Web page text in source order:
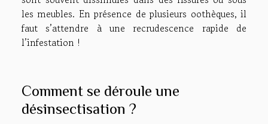
les meubles. En présence de plusieurs oothèques, il
faut s’attendre à une recrudescence rapide de
l’infestation !
Comment se déroule une
désinsectisation ?